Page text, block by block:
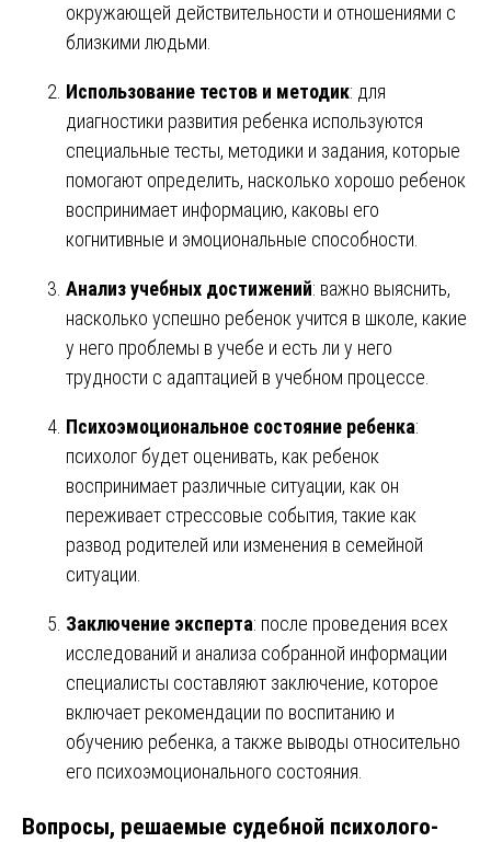
окружающей действительности и отношениями с
близкими людьми.
Использование тестов и методик: для
диагностики развития ребенка используются
специальные тесты, методики и задания, которые
помогают определить, насколько хорошо ребенок
воспринимает информацию, каковы его
когнитивные и эмоциональные способности.
Анализ учебных достижений: важно выяснить,
насколько успешно ребенок учится в школе, какие
у него проблемы в учебе и есть ли у него
трудности с адаптацией в учебном процессе.
Психоэмоциональное состояние ребенка:
психолог будет оценивать, как ребенок
воспринимает различные ситуации, как он
переживает стрессовые события, такие как
развод родителей или изменения в семейной
ситуации.
Заключение эксперта: после проведения всех
исследований и анализа собранной информации
специалисты составляют заключение, которое
включает рекомендации по воспитанию и
обучению ребенка, а также выводы относительно
его психоэмоционального состояния.
Вопросы, решаемые судебной психолого-